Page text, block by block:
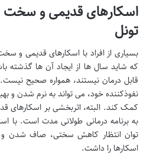
اسکارهای قدیمی و سخت
تونل
بسیاری از افراد با اسکارهای قدیمی
که شاید سال ها از ایجاد آن ها گذشته
قابل درمان نیستند، همواره صحیح نیست.
نفوذکننده خود، می تواند به نرم شدن و
کمک کند. البته، اثربخشی بر اسکارهای
به برنامه درمانی طولانی مدت است. با
توان انتظار کاهش سختی، صاف شدن
اسکارها را داشت.